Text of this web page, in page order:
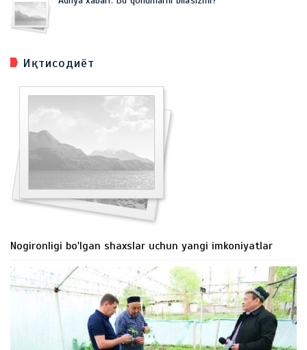
Иқтисодиёт
Nogironligi bo'lgan shaxslar uchun yangi imkoniyatlar